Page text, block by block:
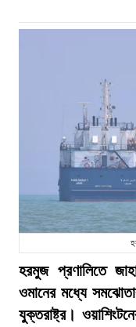
হরমুজ প্রণালিতে
ওমানের মধ্যে
যুক্তরাষ্ট্র।